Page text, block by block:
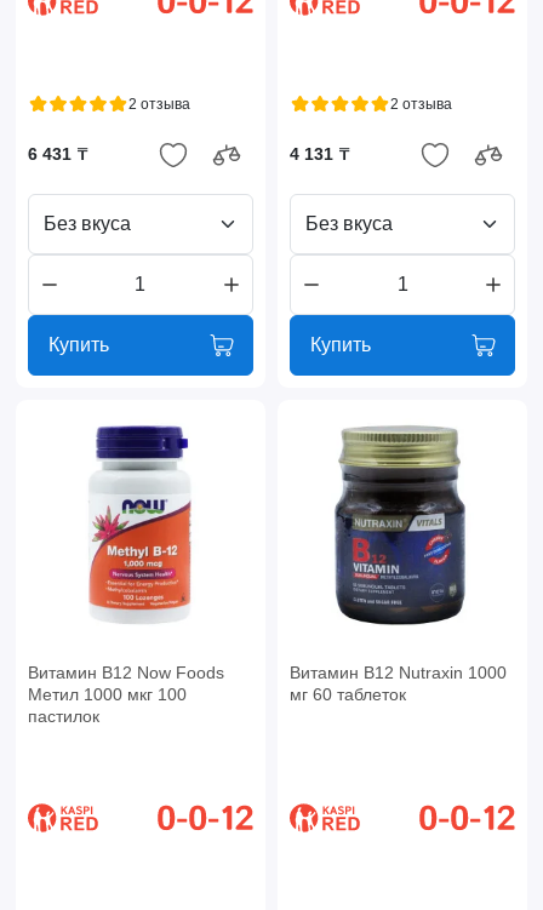
2 отзыва
6 431 ₸
Без вкуса
Купить
2 отзыва
4 131 ₸
Без вкуса
Купить
Витамин B12 Now Foods
Метил 1000 мкг 100
пастилок
Витамин B12 Nutraxin 1000
мг 60 таблеток